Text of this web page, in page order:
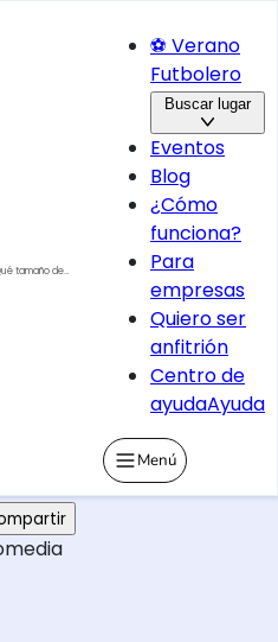
tamaño de
⚽ Verano
Futbolero
Buscar lugar
Eventos
Blog
¿Cómo
funciona?
Para
empresas
Quiero ser
anfitrión
Centro de
ayudaAyuda
Menú